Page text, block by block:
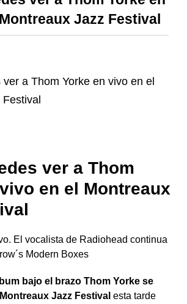
Jazz Festival
ver a Thom
en el Montreaux
El vocalista de Radiohead continua
Modern Boxes
bajo el brazo Thom Yorke se
Jazz Festival esta tarde